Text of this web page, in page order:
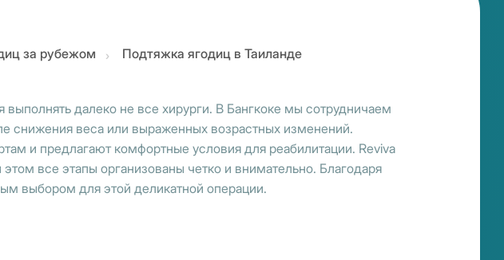
за рубежом
Подтяжка ягодиц в Таиланде
далеко не все хирурги. В Бангкоке мы сотрудничаем
снижения веса или выраженных возрастных изменений.
и предлагают комфортные условия для реабилитации. Reviva
все этапы организованы четко и внимательно. Благодаря
выбором для этой деликатной операции.